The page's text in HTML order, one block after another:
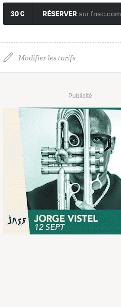
30 € RÉSERVER sur fnac.com
Modifier les tarifs
Publicité